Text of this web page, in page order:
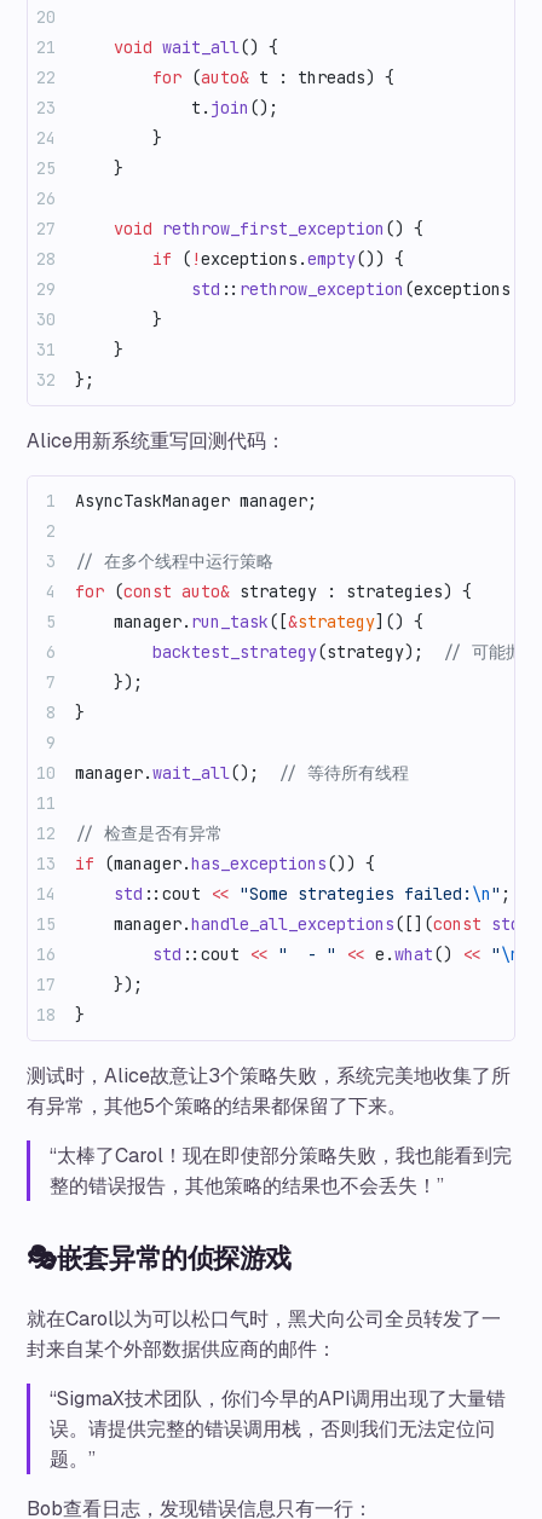
    void
wait_all() {
        for
(auto& t : threads) {
            t.
join ();
        }
    }
    void
rethrow_first_exception () {
        if
( !exceptions.empty()) {
            std
:: rethrow_exception (exceptions.
        }
    }
};
Alice用新系统重写回测代码：
AsyncTaskManager manager;
// 在多个线程中运行策略
for (const auto& strategy : strategies) {
    manager.
run_task([&strategy]() {
        backtest_strategy
(strategy);
// 可能抛
    });
}
manager.wait_all();
  // 等待所有线程
// 检查是否有异常
if (manager.has_exceptions()) {
    std
::cout << "Some strategies failed: \n" ;
    manager.
handle_all_exceptions([](const std
        std
::cout << "  - " << e.what() << "\n
    });
}
测试时，Alice故意让3个策略失败，系统完美地收集了所
有异常，其他5个策略的结果都保留了下来。
“太棒了Carol！现在即使部分策略失败，我也能看到完
整的错误报告，其他策略的结果也不会丢失！”
🎭嵌套异常的侦探游戏
就在Carol以为可以松口气时，黑犬向公司全员转发了一
封来自某个外部数据供应商的邮件：
“SigmaX技术团队，你们今早的API调用出现了大量错
误。请提供完整的错误调用栈，否则我们无法定位问
题。”
Bob查看日志，发现错误信息只有一行：